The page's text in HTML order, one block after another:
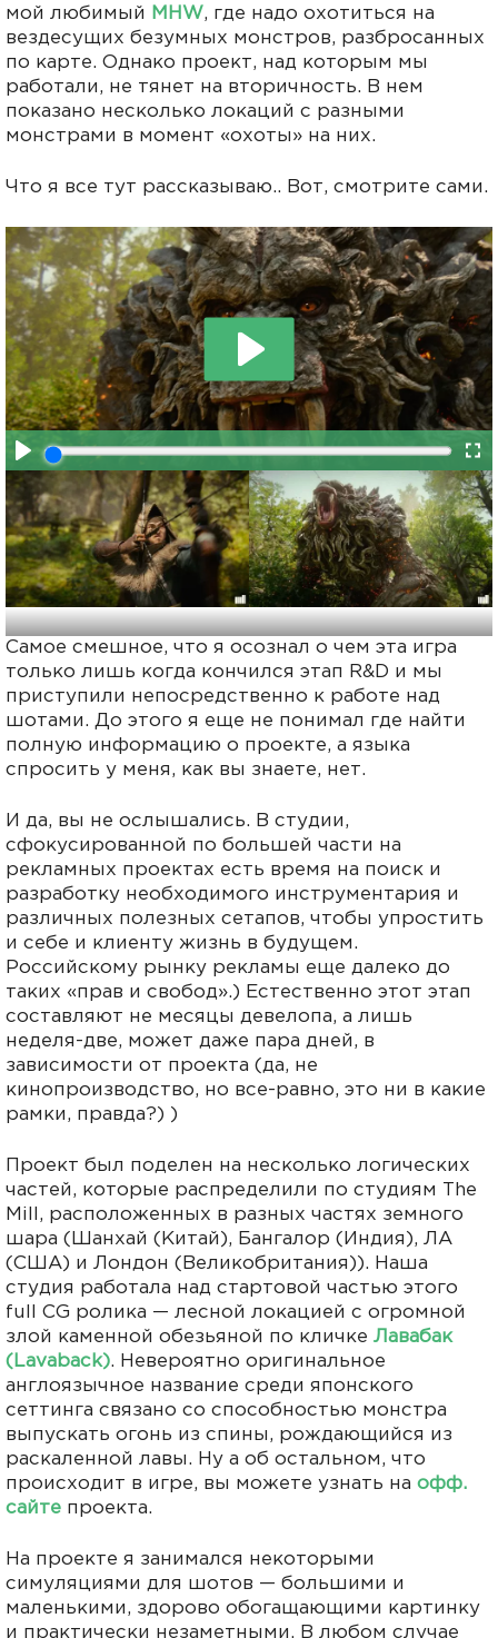
мой любимый
MHW, где надо охотиться на
вездесущих безумных монстров, разбросанных
по карте. Однако проект, над которым мы
работали, не тянет на вторичность. В нем
показано несколько локаций с разными
монстрами в момент «охоты» на них.
Что я все тут рассказываю.. Вот, смотрите сами.
Самое смешное, что я осознал о чем эта игра
только лишь когда кончился этап R&D и мы
приступили непосредственно к работе над
шотами. До этого я еще не понимал где найти
полную информацию о проекте, а языка
спросить у меня, как вы знаете, нет.
И да, вы не ослышались. В студии,
сфокусированной по большей части на
рекламных проектах есть время на поиск и
разработку необходимого инструментария и
различных полезных сетапов, чтобы упростить
и себе и клиенту жизнь в будущем.
Российскому рынку рекламы еще далеко до
таких «прав и свобод».) Естественно этот этап
составляют не месяцы девелопа, а лишь
неделя-две, может даже пара дней, в
зависимости от проекта (да, не
кинопроизводство, но все-равно, это ни в какие
рамки, правда?) )
Проект был поделен на несколько логических
частей, которые распределили по студиям The
Mill, расположенных в разных частях земного
шара (Шанхай (Китай), Бангалор (Индия), ЛА
(США) и Лондон (Великобритания)). Наша
студия работала над стартовой частью этого
full CG ролика — лесной локацией с огромной
злой каменной обезьяной по кличке Лавабак
(Lavaback). Невероятно оригинальное
англоязычное название среди японского
сеттинга связано со способностью монстра
выпускать огонь из спины, рождающийся из
раскаленной лавы. Ну а об остальном, что
происходит в игре, вы можете узнать на офф.
сайте проекта.
На проекте я занимался некоторыми
симуляциями для шотов — большими и
маленькими, здорово обогащающими картинку
и практически незаметными. В любом случае